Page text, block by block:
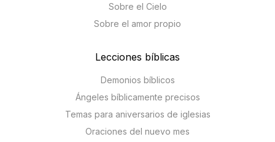
Sobre el Cielo
Sobre el amor propio
Lecciones bíblicas
Demonios bíblicos
Ángeles bíblicamente precisos
Temas para aniversarios de iglesias
Oraciones del nuevo mes